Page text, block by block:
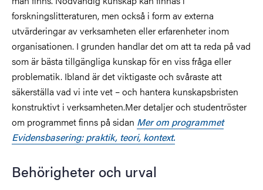
forskningslitteraturen, men också i form av externa
utvärderingar av verksamheten eller erfarenheter inom
organisationen. I grunden handlar det om att ta reda på vad
som är bästa tillgängliga kunskap för en viss fråga eller
problematik. Ibland är det viktigaste och svåraste att
säkerställa vad vi inte vet – och hantera kunskapsbristen
konstruktivt i verksamheten.Mer detaljer och studentröster
om programmet finns på sidan Mer om programmet
Evidensbasering: praktik, teori, kontext.
Behörigheter och urval